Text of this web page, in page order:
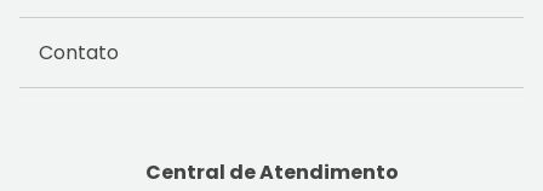
Contato
Central de Atendimento